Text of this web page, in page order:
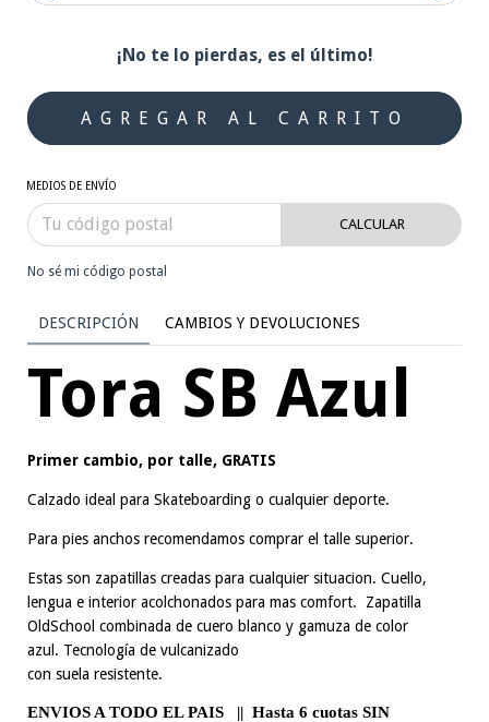
¡No te lo pierdas, es el último!
MEDIOS DE ENVÍO
CALCULAR
No sé mi código postal
DESCRIPCIÓN CAMBIOS Y DEVOLUCIONES
Tora SB Azul
Primer cambio, por talle, GRATIS
Calzado ideal para Skateboarding o cualquier deporte.
Para pies anchos recomendamos comprar el talle superior.
Estas son zapatillas creadas para cualquier situacion. Cuello,
lengua e interior acolchonados para mas comfort. Zapatilla
OldSchool combinada de cuero blanco y gamuza de color
azul. Tecnología de vulcanizado
con suela resistente.
ENVIOS A TODO EL PAIS || Hasta 6 cuotas SIN